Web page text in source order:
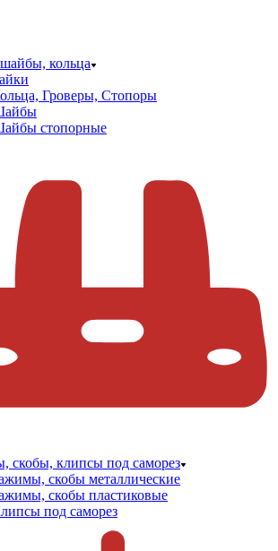
кольца
Гроверы, Стопоры
стопорные
скобы, клипсы под саморез
скобы металлические
скобы пластиковые
под саморез